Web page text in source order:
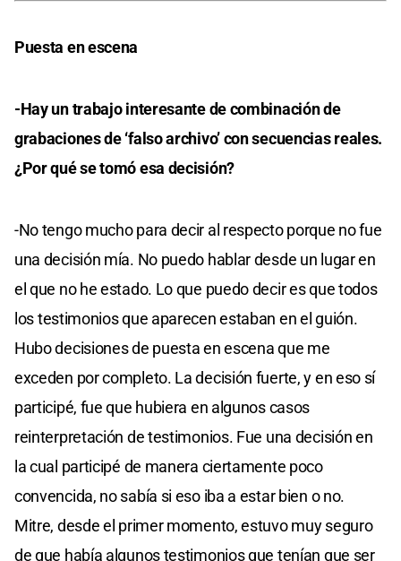
Puesta en escena
-Hay un trabajo interesante de combinación de
grabaciones de ‘falso archivo’ con secuencias reales.
¿Por qué se tomó esa decisión?
-No tengo mucho para decir al respecto porque no fue
una decisión mía. No puedo hablar desde un lugar en
el que no he estado. Lo que puedo decir es que todos
los testimonios que aparecen estaban en el guión.
Hubo decisiones de puesta en escena que me
exceden por completo. La decisión fuerte, y en eso sí
participé, fue que hubiera en algunos casos
reinterpretación de testimonios. Fue una decisión en
la cual participé de manera ciertamente poco
convencida, no sabía si eso iba a estar bien o no.
Mitre, desde el primer momento, estuvo muy seguro
de que había algunos testimonios que tenían que ser